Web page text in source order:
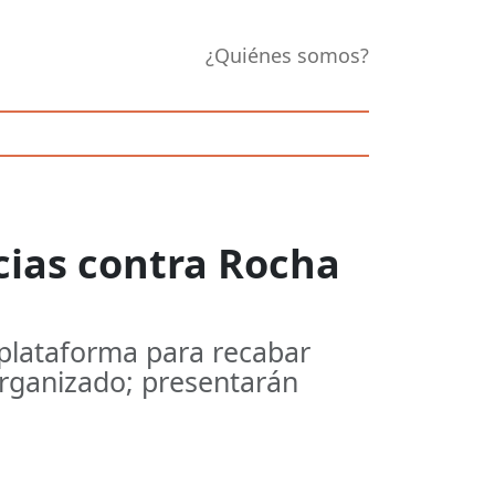
¿Quiénes somos?
contra Rocha
para recabar
presentarán